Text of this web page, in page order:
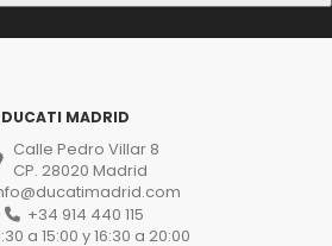
DUCATI MADRID
Calle Pedro Villar 8
CP. 28020 Madrid
+34 914 440 115
a 15:00 y 16:30 a 20:00